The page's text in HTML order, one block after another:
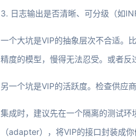
3. 日志输出是否清晰、可分级（如
一个大坑是VIP的抽象层次不合适。
精度的模型，慢得无法忍受。或者反
另一个坑是VIP的活跃度。检查供应
集成时，建议先在一个隔离的测试
（adapter），将VIP的接口封装成